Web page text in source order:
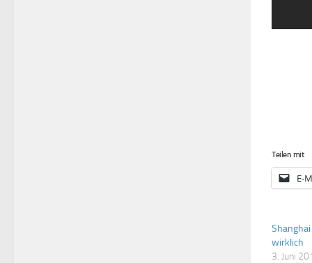
Teilen mit
E-
wirklich
3. Juni